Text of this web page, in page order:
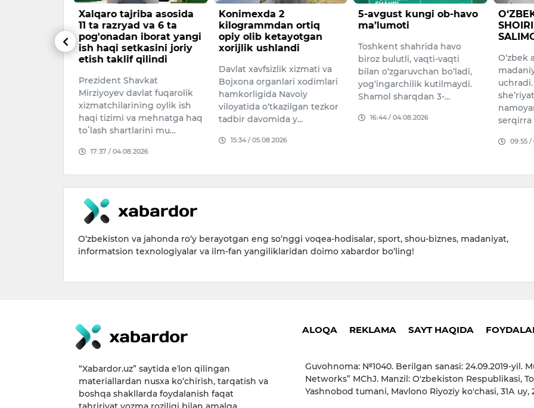
Xalqaro tajriba asosida
11 ta razryad va 6 ta
pog'onadan iborat yangi
ish haqi setkasini joriy
etish taklif qilindi
Prezident Shavkat
Mirziyoyev davlat fuqarolik
xizmatchilarining oylik ish
haqi tizimi va mehnatga haq
toʻlash shartlarini mu…
17:37 / 04.08.2026
Konimexda 2
kilogrammdan ortiq
opiy olib ketayotgan
xorijlik ushlandi
Davlat xavfsizlik xizmati va
Bojxona organlari xodimlari
hamkorligida Navoiy
viloyatida o‘tkazilgan tezkor
tadbir davomida y…
15:34 / 05.08.2026
5-avgust kungi ob-havo
ma’lumoti
Toshkent shahrida havo
biroz bulutli, vaqti-vaqti
bilan o‘zgaruvchan bo‘ladi,
yog‘ingarchilik kutilmaydi.
Shamol sharqdan 3-…
16:44 / 04.08.2026
SHOIRI
O‘zbek
uchradi.
serqirra
09:55 /
O‘zbekiston va jahonda ro‘y berayotgan eng so‘nggi voqea-hodisalar, sport, shou-biznes, madaniyat,
informatsion texnologiyalar va ilm-fan yangiliklaridan doimo xabardor bo‘ling!
“Xabardor.uz” saytida eʼlon qilingan
materiallardan nusxa ko‘chirish, tarqatish va
boshqa shakllarda foydalanish faqat
ALOQA REKLAMA SAYT HAQIDA
Guvohnoma: №1040. Berilgan sanasi: 24.09.2019-yil.
Networks” MChJ. Manzil: O'zbekiston Respublikasi,
Yashnobod tumani, Mavlono Riyoziy ko'chasi, 31А uy,